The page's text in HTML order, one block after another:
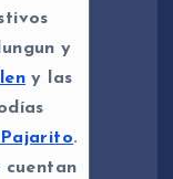
y
y las
.
cuentan